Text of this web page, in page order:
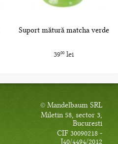
Suport mătură matcha verde
3900lei
© Mandelbaum SRL
Miletin 58, sector 3,
Bucuresti
CIF 30090218 -
J40/4494/2012